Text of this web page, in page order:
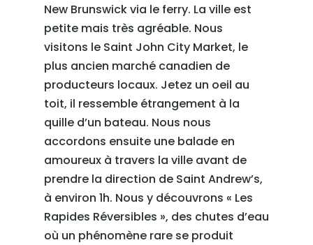
New Brunswick via le ferry. La ville est
petite mais très agréable. Nous
visitons le Saint John City Market, le
plus ancien marché canadien de
producteurs locaux. Jetez un oeil au
toit, il ressemble étrangement à la
quille d’un bateau. Nous nous
accordons ensuite une balade en
amoureux à travers la ville avant de
prendre la direction de Saint Andrew’s,
à environ 1h. Nous y découvrons « Les
Rapides Réversibles », des chutes d’eau
où un phénomène rare se produit